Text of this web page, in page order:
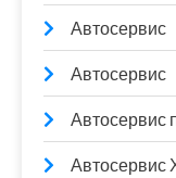
Автосервис
Автосервис
Автосервис
Автосервис